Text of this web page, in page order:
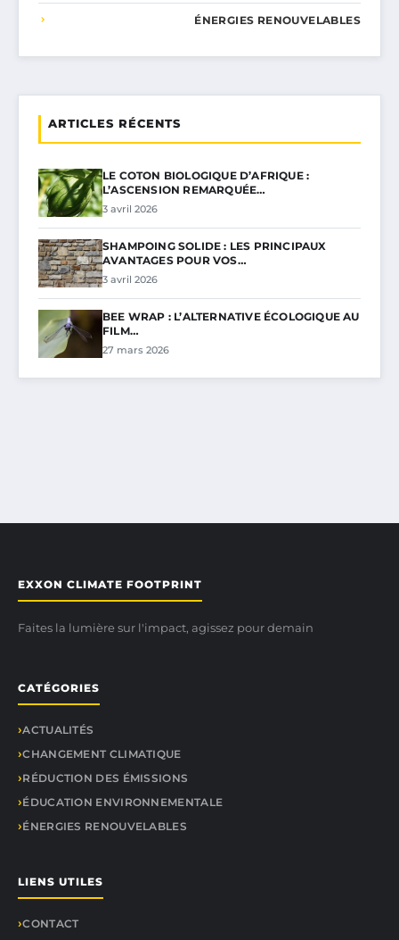
ÉNERGIES RENOUVELABLES
ARTICLES RÉCENTS
LE COTON BIOLOGIQUE D’AFRIQUE :
L’ASCENSION REMARQUÉE…
3 avril 2026
SHAMPOING SOLIDE : LES PRINCIPAUX
AVANTAGES POUR VOS…
3 avril 2026
BEE WRAP : L’ALTERNATIVE ÉCOLOGIQUE AU
FILM…
27 mars 2026
EXXON CLIMATE FOOTPRINT
Faites la lumière sur l'impact, agissez pour demain
CATÉGORIES
ACTUALITÉS
CHANGEMENT CLIMATIQUE
RÉDUCTION DES ÉMISSIONS
ÉDUCATION ENVIRONNEMENTALE
ÉNERGIES RENOUVELABLES
LIENS UTILES
CONTACT